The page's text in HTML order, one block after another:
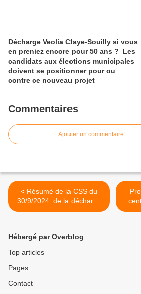
Décharge Veolia Claye-Souilly si vous
en preniez encore pour 50 ans ? Les
candidats aux élections municipales
doivent se positionner pour ou
contre ce nouveau projet
Commentaires
Ajouter un commentaire
< Résumé de la CSS du
30/9/2024 de la décharge
Veolia de Claye-Souilly
Hébergé par Overblog
Top articles
Pages
Contact